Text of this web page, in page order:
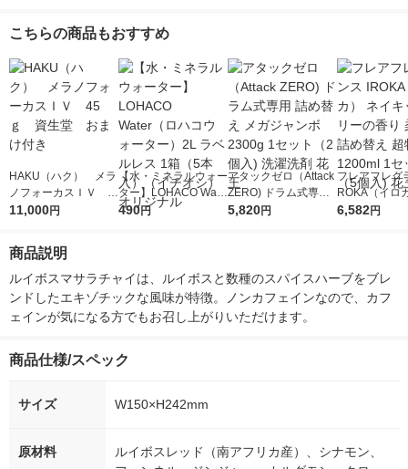
こちらの商品もおすすめ
HAKU（ハク） メラ
ノフォーカスＩＶ 4
5ｇ 資生堂 おまけ
11,000円
【水・ミネラルウォー
ター】LOHACO Wate
r（ロハコウォータ
490円
アタックゼロ（Attack
ZERO) ドラム式専用
詰め替え メガジャン
5,820円
フレアフレグ
ROKA（イロ
イキッドリリ
6,582円
商品説明
ルイボスマサラチャイは、ルイボスと数種のスパイスハーブをブレ
ンドしたエキゾチックな風味が特徴。ノンカフェインなので、カフ
ェインが気になる方でもお召し上がりいただけます。
商品仕様/スペック
サイズ W150×H242mm
原材料
ルイボスレッド（南アフリカ産）、シナモン、